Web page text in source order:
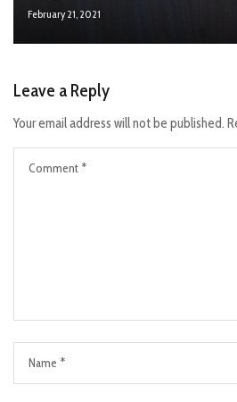
February 21, 2021
Leave a Reply
Your email address will not be published.